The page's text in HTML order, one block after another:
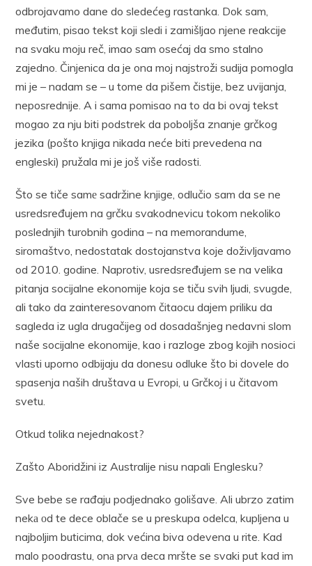
odbrojavamo dane do sledećeg rastanka. Dok sam,
međutim, pisao tekst koji sledi i zamišljao njene reakcije
na svaku moju reč, imao sam osećaj da smo stalno
zajedno. Činjenica da je ona moj najstroži sudija pomogla
mi je – nadam se – u tome da pišem čistije, bez uvijanja,
neposrednije. A i sama pomisao na to da bi ovaj tekst
mogao za nju biti podstrek da poboljša znanje grčkog
jezika (pošto knjiga nikada neće biti prevedena na
engleski) pružala mi je još više radosti.
Što se tiče samе sadržine knjige, odlučio sam da se ne
usredsređujem na grčku svakodnevicu tokom nekoliko
poslednjih turobnih godina – na memorandume,
siromaštvo, nedostatak dostojanstva koje doživljavamo
od 2010. godine. Naprotiv, usredsređujem se na velika
pitanja socijalne ekonomije koja se tiču svih ljudi, svugde,
ali tako da zainteresovanom čitaocu dajem priliku da
sagleda iz ugla drugačijeg od dosadašnjeg nedavni slom
naše socijalne ekonomije, kao i razloge zbog kojih nosioci
vlasti uporno odbijaju da donesu odluke što bi dovele do
spasenja naših društava u Evropi, u Grčkoj i u čitavom
svetu.
Otkud tolika nejednakost?
Zašto Aboridžini iz Australije nisu napali Englesku?
Sve bebe se rađaju podjednako golišave. Ali ubrzo zatim
nekа оd te dece oblače se u preskupa odelca, kupljena u
najboljim buticima, dok većina biva odevena u rite. Kad
malo poodrastu, onа prvа deca mršte se svaki put kad im